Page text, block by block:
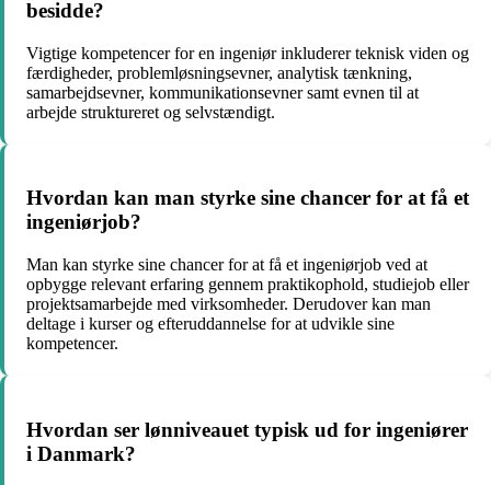
besidde?
Vigtige kompetencer for en ingeniør inkluderer teknisk viden og
færdigheder, problemløsningsevner, analytisk tænkning,
samarbejdsevner, kommunikationsevner samt evnen til at
arbejde struktureret og selvstændigt.
Hvordan kan man styrke sine chancer for at få et
ingeniørjob?
Man kan styrke sine chancer for at få et ingeniørjob ved at
opbygge relevant erfaring gennem praktikophold, studiejob eller
projektsamarbejde med virksomheder. Derudover kan man
deltage i kurser og efteruddannelse for at udvikle sine
kompetencer.
Hvordan ser lønniveauet typisk ud for ingeniører
i Danmark?